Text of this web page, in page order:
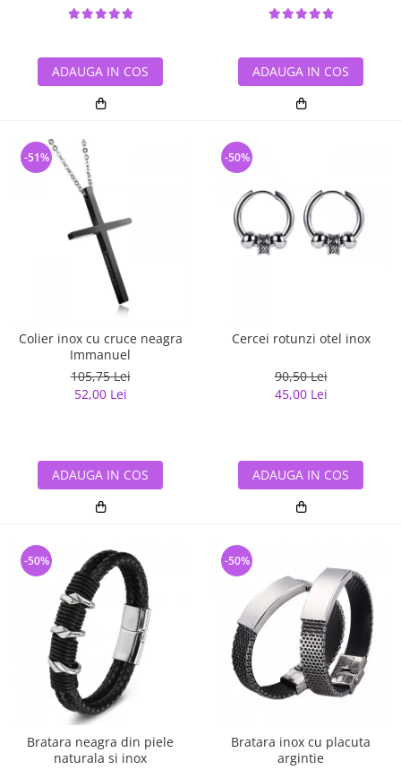
ADAUGA IN COS ADAUGA IN COS
Colier inox cu cruce neagra
Immanuel
105,75 Lei
52,00 Lei
-51%
ADAUGA IN COS
Cercei rotunzi otel inox
90,50 Lei
45,00 Lei
-50%
ADAUGA IN COS
Bratara neagra din piele
naturala si inox
-50%
Bratara inox cu placuta
argintie
-50%